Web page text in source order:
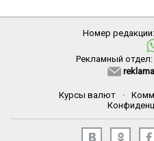
Номер редакции:
Рекламный отдел:
Курсы валют ·